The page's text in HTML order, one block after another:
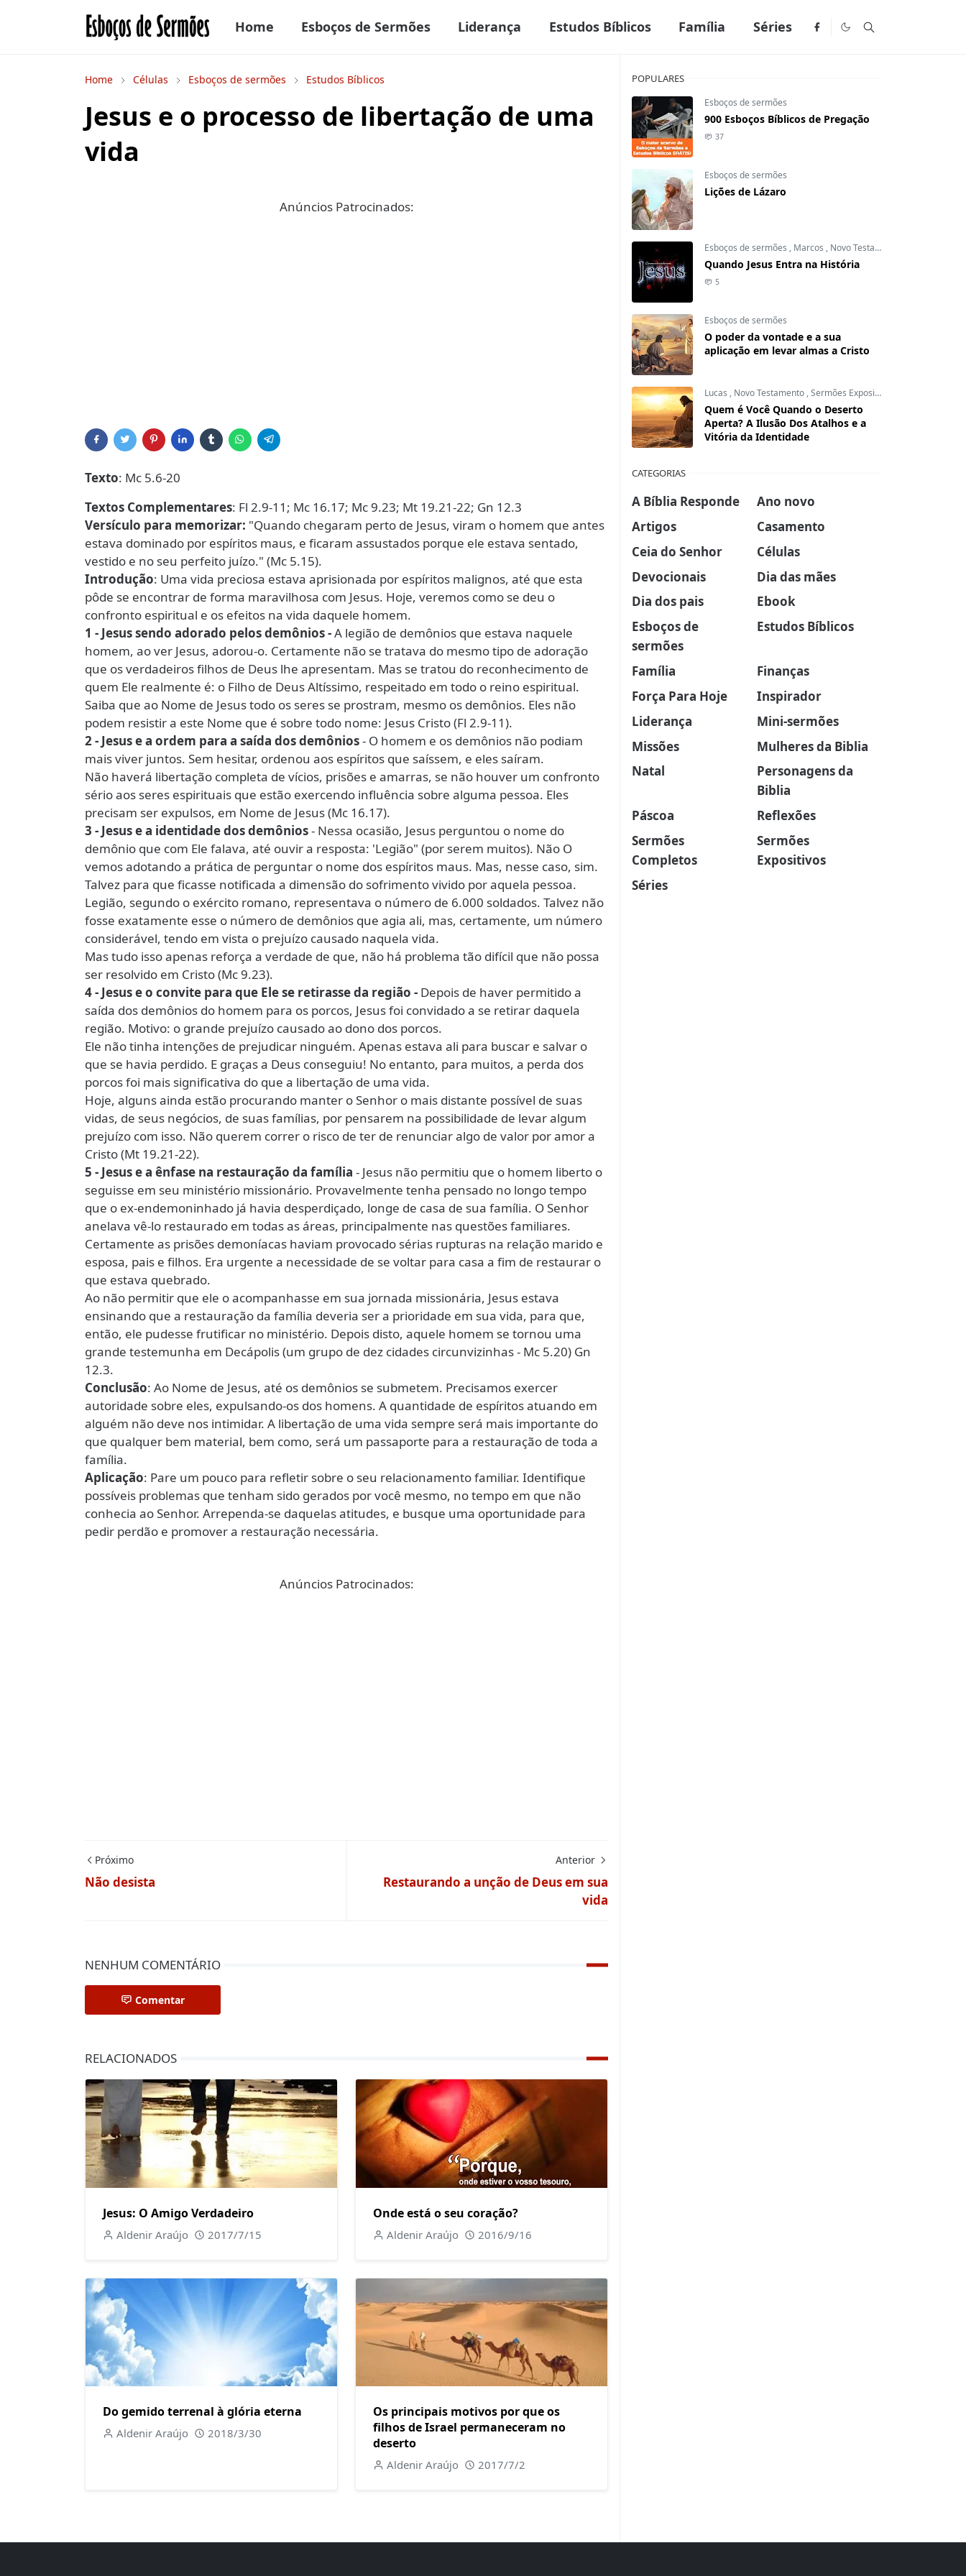
Home Esboços de Sermões Liderança Estudos Bíblicos Família Séries
Home Células Esboços de sermões Estudos Bíblicos
Jesus e o processo de libertação de uma
vida
Anúncios Patrocinados:
Texto: Mc 5.6-20
Textos Complementares: Fl 2.9-11; Mc 16.17; Mc 9.23; Mt 19.21-22; Gn 12.3
Versículo para memorizar: "Quando chegaram perto de Jesus, viram o homem que antes
estava dominado por espíritos maus, e ficaram assustados porque ele estava sentado,
vestido e no seu perfeito juízo." (Mc 5.15).
Introdução: Uma vida preciosa estava aprisionada por espíritos malignos, até que esta
pôde se encontrar de forma maravilhosa com Jesus. Hoje, veremos como se deu o
confronto espiritual e os efeitos na vida daquele homem.
1 - Jesus sendo adorado pelos demônios -A legião de demônios que estava naquele
homem, ao ver Jesus, adorou-o. Certamente não se tratava do mesmo tipo de adoração
que os verdadeiros filhos de Deus lhe apresentam. Mas se tratou do reconhecimento de
quem Ele realmente é: o Filho de Deus Altíssimo, respeitado em todo o reino espiritual.
Saiba que ao Nome de Jesus todo os seres se prostram, mesmo os demônios. Eles não
podem resistir a este Nome que é sobre todo nome: Jesus Cristo (Fl 2.9-11).
2 - Jesus e a ordem para a saída dos demônios- O homem e os demônios não podiam
mais viver juntos. Sem hesitar, ordenou aos espíritos que saíssem, e eles saíram.
Não haverá libertação completa de vícios, prisões e amarras, se não houver um confronto
sério aos seres espirituais que estão exercendo influência sobre alguma pessoa. Eles
precisam ser expulsos, em Nome de Jesus (Mc 16.17).
3 - Jesus e a identidade dos demônios- Nessa ocasião, Jesus perguntou o nome do
demônio que com Ele falava, até ouvir a resposta: 'Legião" (por serem muitos). Não O
vemos adotando a prática de perguntar o nome dos espíritos maus. Mas, nesse caso, sim.
Talvez para que ficasse notificada a dimensão do sofrimento vivido por aquela pessoa.
Legião, segundo o exército romano, representava o número de 6.000 soldados. Talvez não
fosse exatamente esse o número de demônios que agia ali, mas, certamente, um número
considerável, tendo em vista o prejuízo causado naquela vida.
Mas tudo isso apenas reforça a verdade de que, não há problema tão difícil que não possa
ser resolvido em Cristo (Mc 9.23).
4 - Jesus e o convite para que Ele se retirasse da região - Depois de haver permitido a
saída dos demônios do homem para os porcos, Jesus foi convidado a se retirar daquela
região. Motivo: o grande prejuízo causado ao dono dos porcos.
Ele não tinha intenções de prejudicar ninguém. Apenas estava ali para buscar e salvar o
que se havia perdido. E graças a Deus conseguiu! No entanto, para muitos, a perda dos
porcos foi mais significativa do que a libertação de uma vida.
Hoje, alguns ainda estão procurando manter o Senhor o mais distante possível de suas
vidas, de seus negócios, de suas famílias, por pensarem na possibilidade de levar algum
prejuízo com isso. Não querem correr o risco de ter de renunciar algo de valor por amor a
Cristo (Mt 19.21-22).
5 - Jesus e a ênfase na restauração da família - Jesus não permitiu que o homem liberto o
seguisse em seu ministério missionário. Provavelmente tenha pensado no longo tempo
que o ex-endemoninhado já havia desperdiçado, longe de casa de sua família. O Senhor
anelava vê-lo restaurado em todas as áreas, principalmente nas questões familiares.
Certamente as prisões demoníacas haviam provocado sérias rupturas na relação marido e
esposa, pais e filhos. Era urgente a necessidade de se voltar para casa a fim de restaurar o
que estava quebrado.
Ao não permitir que ele o acompanhasse em sua jornada missionária, Jesus estava
ensinando que a restauração da família deveria ser a prioridade em sua vida, para que,
então, ele pudesse frutificar no ministério. Depois disto, aquele homem se tornou uma
grande testemunha em Decápolis (um grupo de dez cidades circunvizinhas - Mc 5.20) Gn
12.3.
Conclusão: Ao Nome de Jesus, até os demônios se submetem. Precisamos exercer
autoridade sobre eles, expulsando-os dos homens. A quantidade de espíritos atuando em
alguém não deve nos intimidar. A libertação de uma vida sempre será mais importante do
que qualquer bem material, bem como, será um passaporte para a restauração de toda a
família.
Aplicação: Pare um pouco para refletir sobre o seu relacionamento familiar. Identifique
possíveis problemas que tenham sido gerados por você mesmo, no tempo em que não
conhecia ao Senhor. Arrependa-se daquelas atitudes, e busque uma oportunidade para
pedir perdão e promover a restauração necessária.
Anúncios Patrocinados:
Próximo
Não desista
Anterior
Restaurando a unção de Deus em sua
vida
NENHUM COMENTÁRIO
Comentar
RELACIONADOS
Jesus: O Amigo Verdadeiro
Aldenir Araújo 2017/7/15
Onde está o seu coração?
Aldenir Araújo 2016/9/16
Do gemido terrenal à glória eterna
Aldenir Araújo 2018/3/30
Os principais motivos por que os
filhos de Israel permaneceram no
deserto
Aldenir Araújo 2017/7/2
POPULARES
Esboços de sermões
900 Esboços Bíblicos de Pregação
37
Esboços de sermões
Lições de Lázaro
Esboços de sermões , Marcos , Novo Testamento
Quando Jesus Entra na História
5
Esboços de sermões
O poder da vontade e a sua
aplicação em levar almas a Cristo
Lucas , Novo Testamento ,Sermões Expositivos
Quem é Você Quando o Deserto
Aperta? A Ilusão Dos Atalhos e a
Vitória da Identidade
CATEGORIAS
A Bíblia Responde
Ano novo
Artigos
Casamento
Ceia do Senhor
Células
Devocionais
Dia das mães
Dia dos pais
Ebook
Esboços de
sermões
Estudos Bíblicos
Família
Finanças
Força Para Hoje
Inspirador
Liderança
Mini-sermões
Missões
Mulheres da Biblia
Natal
Personagens da
Biblia
Páscoa
Reflexões
Sermões
Completos
Sermões
Expositivos
Séries